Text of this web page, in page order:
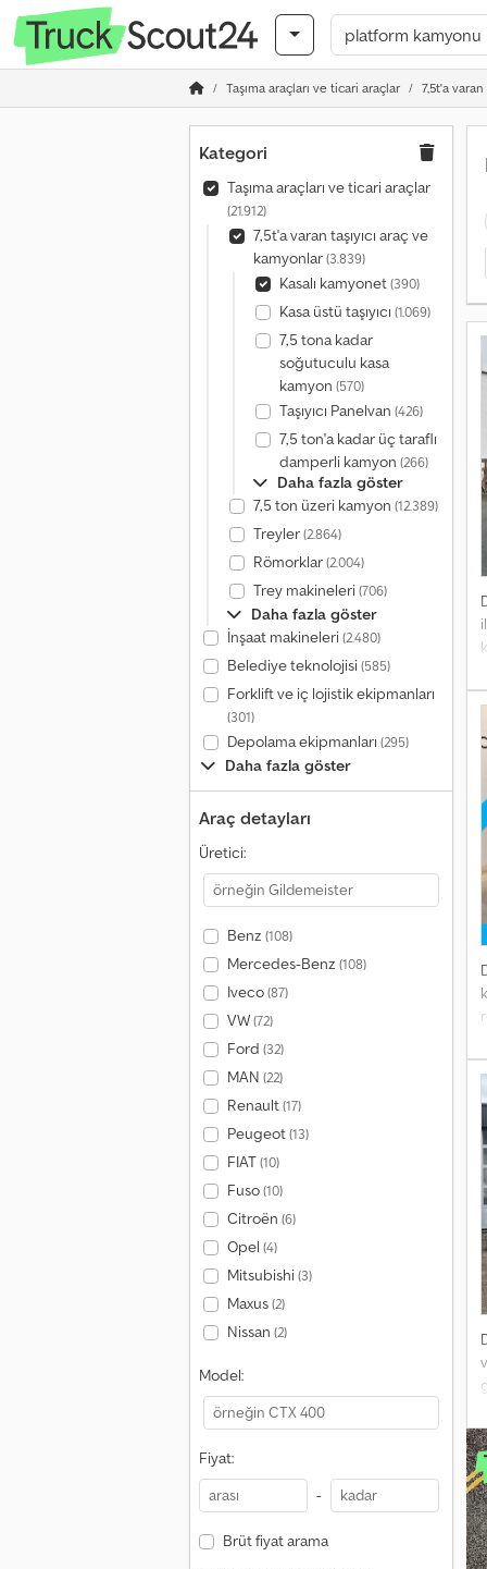
Taşıma araçları ve ticari araçlar 7,5t'a varan
Kategori
Taşıma araçları ve ticari araçlar
(21.912)
7,5t'a varan taşıyıcı araç ve
kamyonlar(3.839)
Kasalı kamyonet(390)
Kasa üstü taşıyıcı (1.069)
7,5 tona kadar
soğutuculu kasa
kamyon (570)
Taşıyıcı Panelvan (426)
7,5 ton'a kadar üç taraflı
damperli kamyon (266)
Daha fazla göster
7,5 ton üzeri kamyon (12.389)
Treyler(2.864)
Römorklar(2.004)
Trey makineleri(706)
Daha fazla göster
İnşaat makineleri(2.480)
Belediye teknolojisi(585)
Forklift ve iç lojistik ekipmanları
(301)
Depolama ekipmanları (295)
Daha fazla göster
Araç detayları
Üretici:
Benz (108)
Mercedes-Benz (108)
Iveco(87)
VW(72)
Ford (32)
MAN (22)
Renault(17)
Peugeot(13)
FIAT(10)
Fuso(10)
Citroën (6)
Opel (4)
Mitsubishi(3)
Maxus(2)
Nissan (2)
Model:
Fiyat:
-
Brüt fiyat arama